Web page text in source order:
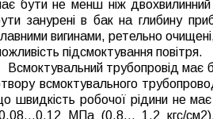
бути не менш ніж
занурені в бак на глибину
вигинами, ретельно
підсмоктування повітря.
Всмоктувальний трубопровід має
всмоктувального
швидкість робочої рідини не
МПа (0,8... 1,2 кгс/